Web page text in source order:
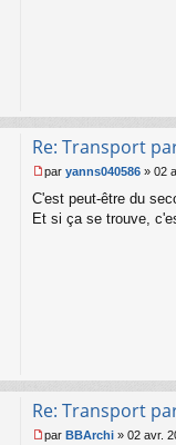
Re: Transport
e
s
par yanns040586 » 02
C'est peut-être du
Et si ça se trouve,
Re: Transport
par BBArchi » 02 avr.